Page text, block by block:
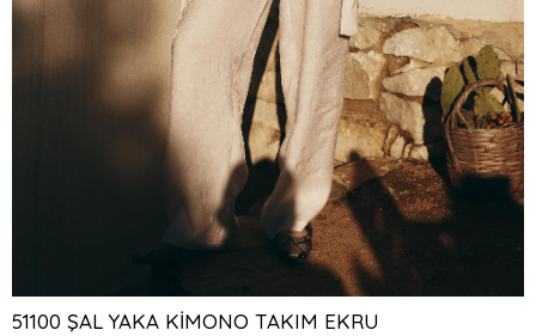
51100 ŞAL YAKA KİMONO TAKIM EKRU